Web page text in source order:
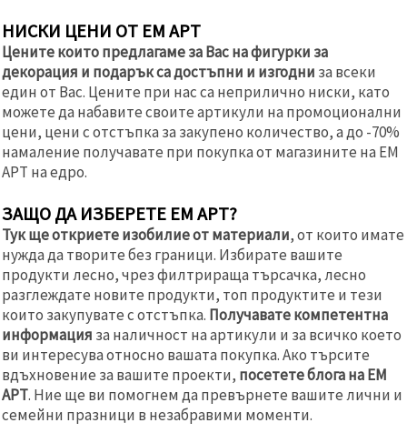
НИСКИ ЦЕНИ ОТ ЕМ АРТ
Цените които предлагаме за Вас на фигурки за
декорация и подарък са достъпни и изгодни за всеки
един от Вас. Цените при нас са неприлично ниски, като
можете да набавите своите артикули на промоционални
цени, цени с отстъпка за закупено количество, а до -70%
намаление получавате при покупка от магазините на ЕМ
АРТ на едро.
ЗАЩО ДА ИЗБЕРЕТЕ ЕМ АРТ?
Тук ще откриете изобилие от материали, от които имате
нужда да творите без граници. Избирате вашите
продукти лесно, чрез филтрираща търсачка, лесно
разглеждате новите продукти, топ продуктите и тези
които закупувате с отстъпка. Получавате компетентна
информация за наличност на артикули и за всичко което
ви интересува относно вашата покупка. Ако търсите
вдъхновение за вашите проекти, посетете блога на ЕМ
АРТ. Ние ще ви помогнем да превърнете вашите лични и
семейни празници в незабравими моменти.